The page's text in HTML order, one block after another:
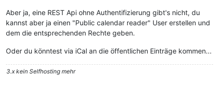
Aber ja, eine REST Api ohne Authentifizierung gibt's nicht, du
kannst aber ja einen "Public calendar reader" User erstellen und
dem die entsprechenden Rechte geben.
Oder du könntest via iCal an die öffentlichen Einträge kommen...
3.x kein Selfhosting mehr